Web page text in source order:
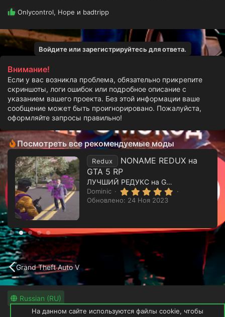
Р
а
к
ц
и
:
Onlycontrol, Hope и badtripp
Войдите или зарегистрируйтесь для ответа.
Внимание!
Если у вас возникла проблема, обязательно прикрепите
скриншоты, логи ошибок или подробное описание с
указанием вашего проекта. Без этой информации ваше
сообщение может быть проигнорировано. Пожалуйста,
оформляйте запросы правильно!
Посмотреть все рекомендуемые моды
Redux
NONAME REDUX на
GTA 5 RP
ЛУЧШИЙ РЕДУКС на GTA 5 RP
Dominic 5
в
Обновлено: 24 Ноя 2023
Grand Theft Auto V
Russian (RU)
Обратная связь
Условия и правила
На данном сайте используются файлы cookie, чтобы